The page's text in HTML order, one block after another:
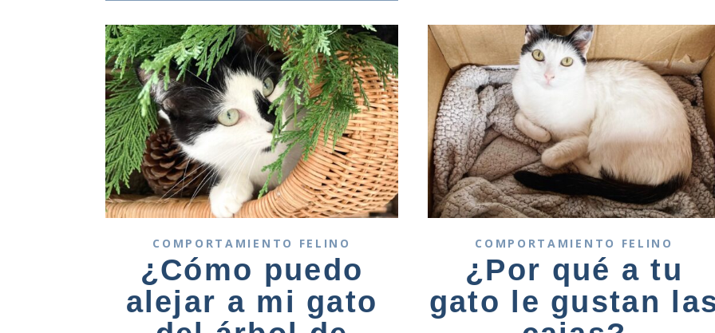
COMPORTAMIENTO FELINO
¿Cómo puedo
alejar a mi gato
COMPORTAMIENTO FELINO
¿Por qué a tu
gato le gustan